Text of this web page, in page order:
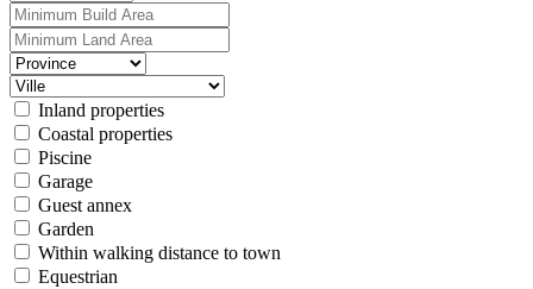
Inland properties
Coastal properties
Piscine
Garage
Guest annex
Garden
Within walking distance to town
Equestrian